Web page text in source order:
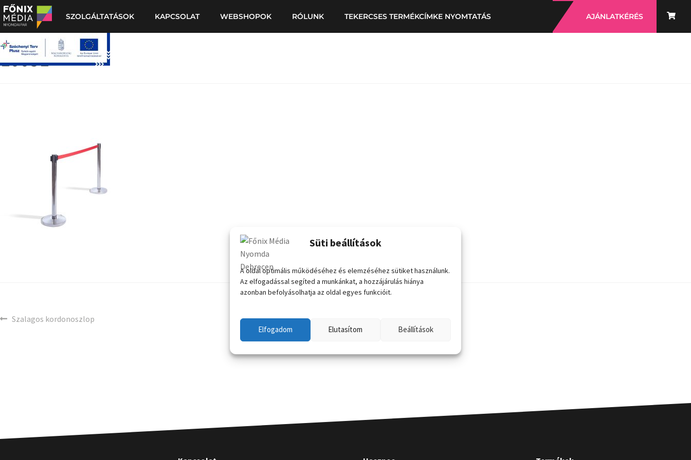
Süti beállítások
A oldal optimális működéséhez és elemzéséhez sütiket használunk.
Az elfogadással segíted a munkánkat, a hozzájárulás hiánya
azonban befolyásolhatja az oldal egyes funkcióit.
Elfogadom Elutasítom Beállítások
SZOLGÁLTATÁSOK KAPCSOLAT WEBSHOPOK RÓLUNK TEKERCSES TERMÉKCÍMKE NYOMTATÁS AJÁNLATKÉRÉS
10051
Szalagos kordonoszlop